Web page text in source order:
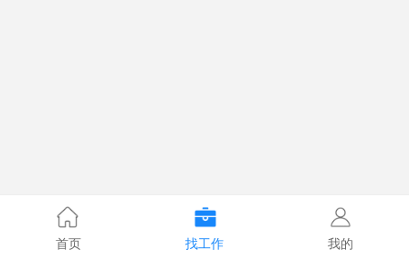
首页 找工作 我的